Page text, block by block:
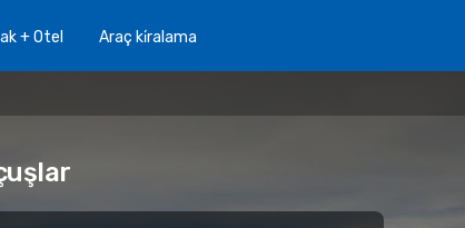
+ Otel Araç ki̇ralama